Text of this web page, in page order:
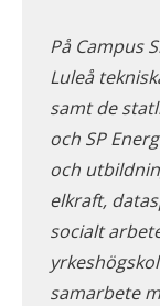
På Campus
Luleå
samt de
och SP
och
elkraft,
socialt
samarbete